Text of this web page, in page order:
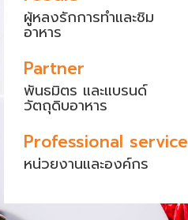
ผู้หลงรักการทำและชิม
อาหาร
Partner
พันธมิตร และแบรนด์
วัตถุดิบอาหาร
Professional service
หน่วยงานและองค์กร